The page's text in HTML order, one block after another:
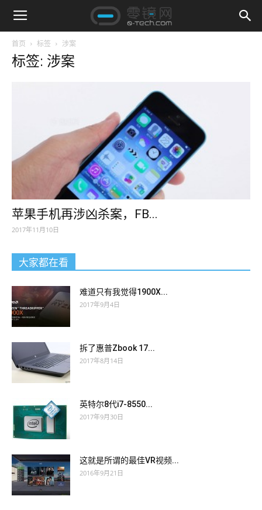
首页 标签 涉案
标签: 涉案
苹果手机再涉凶杀案，FB...
2017年11月10日
大家都在看
难道只有我觉得1900X...
2017年9月4日
拆了惠普Zbook 17...
2017年8月14日
英特尔8代i7-8550...
2017年9月30日
这就是所谓的最佳VR视频...
2016年9月21日